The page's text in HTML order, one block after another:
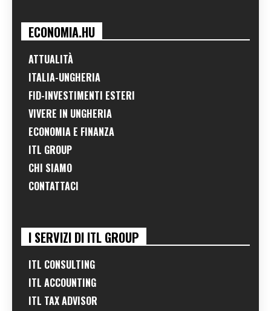
ECONOMIA.HU
ATTUALITÀ
ITALIA-UNGHERIA
FID-INVESTIMENTI ESTERI
VIVERE IN UNGHERIA
ECONOMIA E FINANZA
ITL GROUP
CHI SIAMO
CONTATTACI
I SERVIZI DI ITL GROUP
ITL CONSULTING
ITL ACCOUNTING
ITL TAX ADVISOR